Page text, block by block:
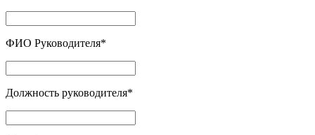
ФИО Руководителя*
Должность руководителя*